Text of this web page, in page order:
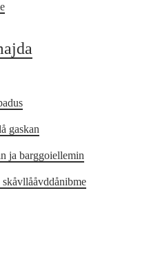
gaskan
ja barggoiellemin